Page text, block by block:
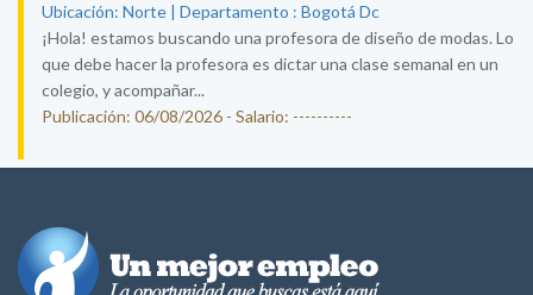
Ubicación: Norte | Departamento : Bogotá Dc
¡Hola! estamos buscando una profesora de diseño de modas. Lo
que debe hacer la profesora es dictar una clase semanal en un
colegio, y acompañar...
Publicación: 06/08/2026 - Salario: ----------